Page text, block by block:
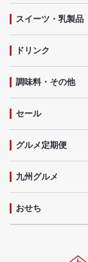
スイーツ・乳製品
ドリンク
調味料・その他
セール
グルメ定期便
九州グルメ
おせち